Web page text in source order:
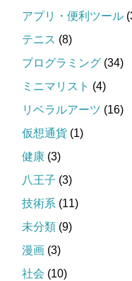
アプリ・便利ツール
テニス (8)
プログラミング (34)
ミニマリスト (4)
リベラルアーツ (16)
仮想通貨 (1)
健康 (3)
八王子 (3)
技術系 (11)
未分類 (9)
漫画 (3)
社会 (10)